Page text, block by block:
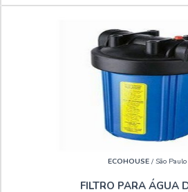
ECOHOUSE/ São Paulo
FILTRO PARA ÁGUA